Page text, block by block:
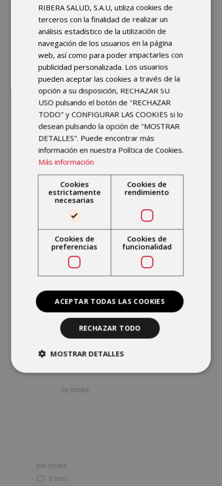
distintos procesos asistenciales, es
nuestra prioridad número uno.
Para ello, habilitamos este canal de
información para dar tranquilidad a
nuestros pacientes y a sus familias.
09/03/2026
Presencia
médica
durante el
encuentro
Levante UD
vs Atlético
de Madrid
imske
por imske
0 likes
RIBERA SALUD, S.A.U, utiliza cookies de
terceros con la finalidad de realizar un
análisis estadístico de la utilización de
navegación de los usuarios en la página
web, así como para poder impactarles con
publicidad personalizada. Los usuarios
pueden aceptar las cookies a través de la
opción a su disposición, RECHAZAR SU
USO pulsando el botón de "RECHAZAR
TODO" y CONFIGURAR LAS COOKIES si lo
desean pulsando la opción de "MOSTRAR
DETALLES". Puede encontrar más
información en nuestra Política de Cookies.
Más información
Cookies
estrictamente
necesarias
Cookies de
rendimiento
Cookies de
preferencias
Cookies de
funcionalidad
ACEPTAR TODAS LAS COOKIES
RECHAZAR TODO
MOSTRAR DETALLES